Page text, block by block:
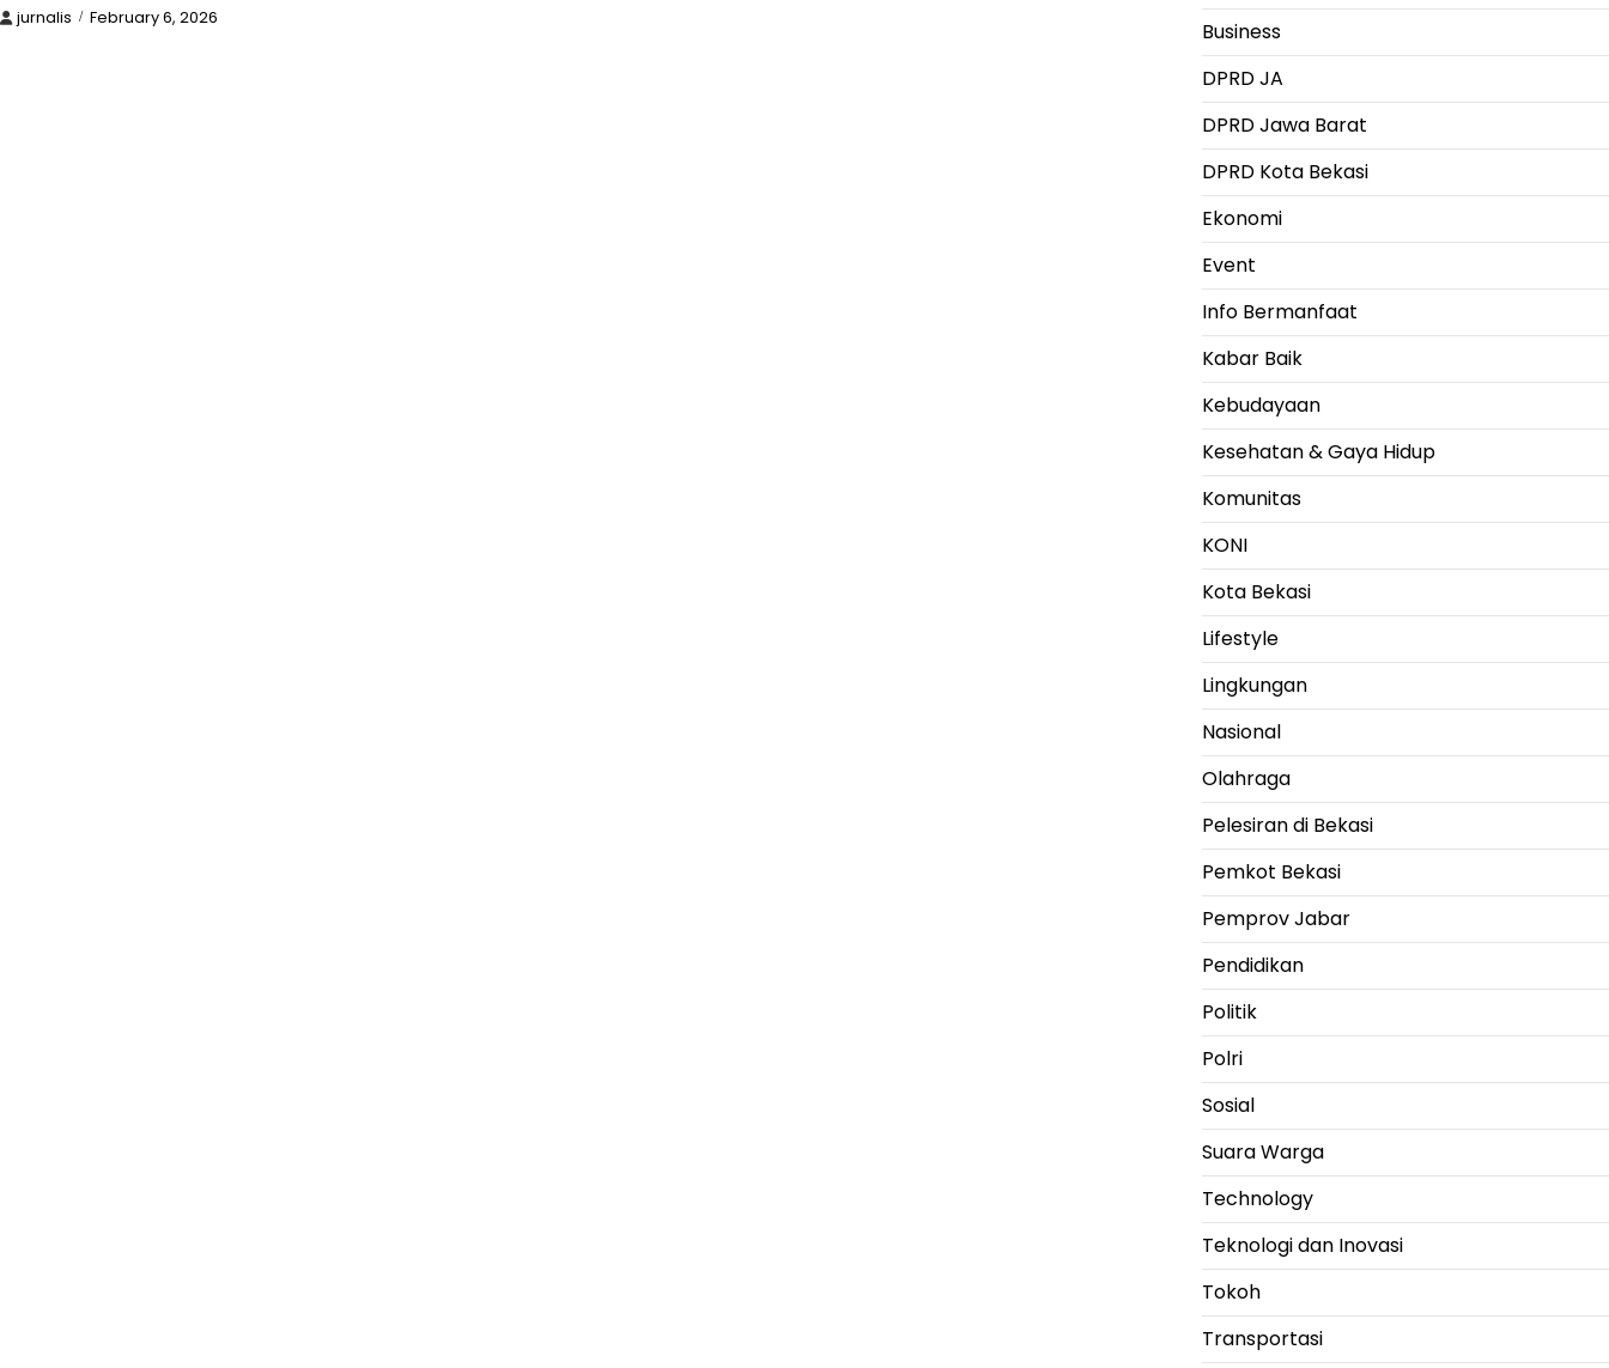
jurnalis February 6, 2026
Business
DPRD JA
DPRD Jawa Barat
DPRD Kota Bekasi
Ekonomi
Event
Info Bermanfaat
Kabar Baik
Kebudayaan
Kesehatan & Gaya Hidup
Komunitas
KONI
Kota Bekasi
Lifestyle
Lingkungan
Nasional
Olahraga
Pelesiran di Bekasi
Pemkot Bekasi
Pemprov Jabar
Pendidikan
Politik
Polri
Sosial
Suara Warga
Technology
Teknologi dan Inovasi
Tokoh
Transportasi